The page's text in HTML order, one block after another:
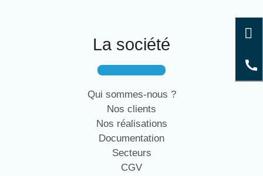
La société
Qui sommes-nous ?
Nos clients
Nos réalisations
Documentation
Secteurs
CGV